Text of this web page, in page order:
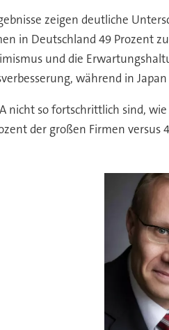
zeigen deutliche
in Deutschland 49 Prozent
und die
während in
nicht so fortschrittlich sind,
der großen Firmen versus